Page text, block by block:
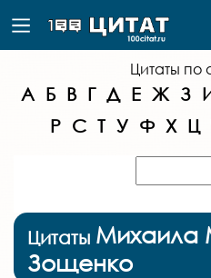
Цитаты по
А Б В Г Д Е Ж З
Р С Т У Ф Х Ц
Цитаты Михаила
Зощенко